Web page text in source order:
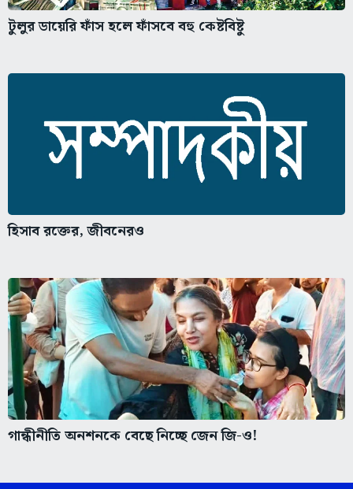
টুলুর ডায়েরি ফাঁস হলে ফাঁসবে বহু কেষ্টবিষ্টু
হিসাব রক্তের, জীবনেরও
গান্ধীনীতি অনশনকে বেছে নিচ্ছে জেন জি-ও!